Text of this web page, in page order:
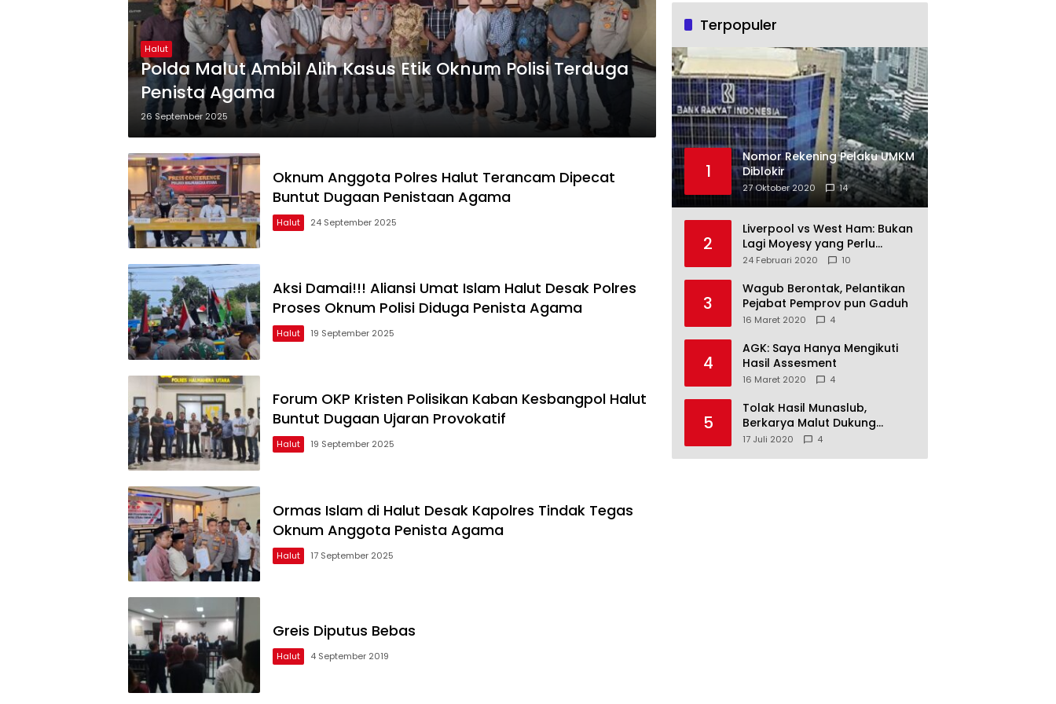
Halut
Polda Malut Ambil Alih Kasus Etik Oknum Polisi Terduga
Penista Agama
26 September 2025
Oknum Anggota Polres Halut Terancam Dipecat
Buntut Dugaan Penistaan Agama
Halut 24 September 2025
Aksi Damai!!! Aliansi Umat Islam Halut Desak Polres
Proses Oknum Polisi Diduga Penista Agama
Halut 19 September 2025
Forum OKP Kristen Polisikan Kaban Kesbangpol Halut
Buntut Dugaan Ujaran Provokatif
Halut 19 September 2025
Ormas Islam di Halut Desak Kapolres Tindak Tegas
Oknum Anggota Penista Agama
Halut 17 September 2025
Greis Diputus Bebas
Halut 4 September 2019
Terpopuler
1
Nomor Rekening Pelaku UMKM
Diblokir
27 Oktober 2020 14
2
Liverpool vs West Ham: Bukan
Lagi Moyesy yang Perlu
Ditakuti
24 Februari 2020 10
3
Wagub Berontak, Pelantikan
Pejabat Pemprov pun Gaduh
16 Maret 2020 4
4
AGK: Saya Hanya Mengikuti
Hasil Assesment
16 Maret 2020 4
5
Tolak Hasil Munaslub,
Berkarya Malut Dukung
Tommy Soeharto
17 Juli 2020 4